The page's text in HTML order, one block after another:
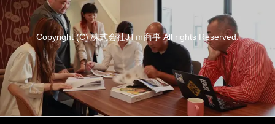
Copyright (C) 株式会社JTｍ商事 All rights Reserved.